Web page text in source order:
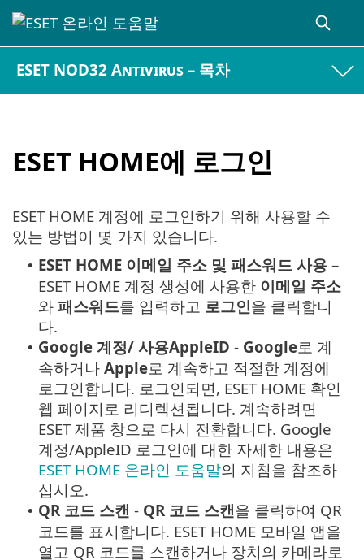
ESET NOD32 Antivirus – 목차
ESET HOME에 로그인
ESET HOME 계정에 로그인하기 위해 사용할 수
있는 방법이 몇 가지 있습니다.
• ESET HOME 이메일 주소 및 패스워드 사용 –
ESET HOME 계정 생성에 사용한 이메일 주소
와 패스워드를 입력하고 로그인을 클릭합니
다.
• Google 계정/ 사용AppleID - Google로 계
속하거나 Apple로 계속하고 적절한 계정에
로그인합니다. 로그인되면, ESET HOME 확인
웹 페이지로 리디렉션됩니다. 계속하려면
ESET 제품 창으로 다시 전환합니다. Google
계정/AppleID 로그인에 대한 자세한 내용은
ESET HOME 온라인 도움말의 지침을 참조하
십시오.
• QR 코드 스캔 - QR 코드 스캔을 클릭하여 QR
코드를 표시합니다. ESET HOME 모바일 앱을
열고 QR 코드를 스캔하거나 장치의 카메라로